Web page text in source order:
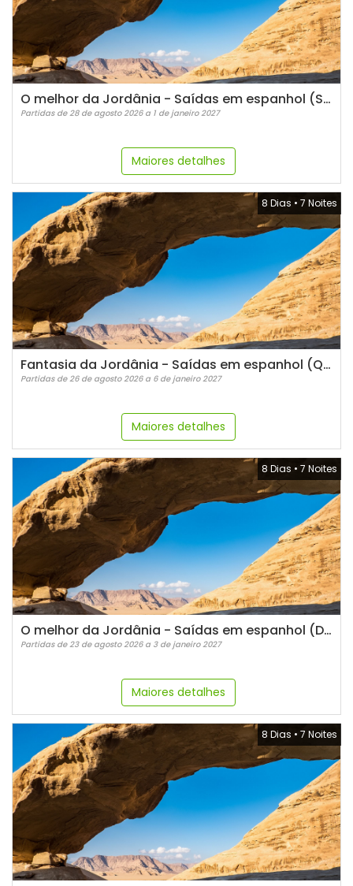
O melhor da Jordânia - Saídas em espanhol (Sextas)
Partidas de 28 de agosto 2026 a 1 de janeiro 2027
Maiores detalhes
8 Dias • 7 Noites
Fantasia da Jordânia - Saídas em espanhol (Quartas)
Partidas de 26 de agosto 2026 a 6 de janeiro 2027
Maiores detalhes
8 Dias • 7 Noites
O melhor da Jordânia - Saídas em espanhol (Domingos)
Partidas de 23 de agosto 2026 a 3 de janeiro 2027
Maiores detalhes
8 Dias • 7 Noites